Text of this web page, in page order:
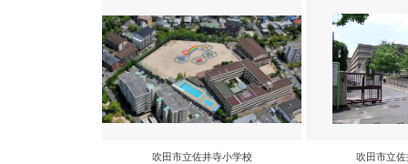
吹田市立佐井寺小学校 吹田市立